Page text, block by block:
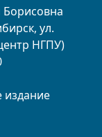
ул.
НГПУ)
издание